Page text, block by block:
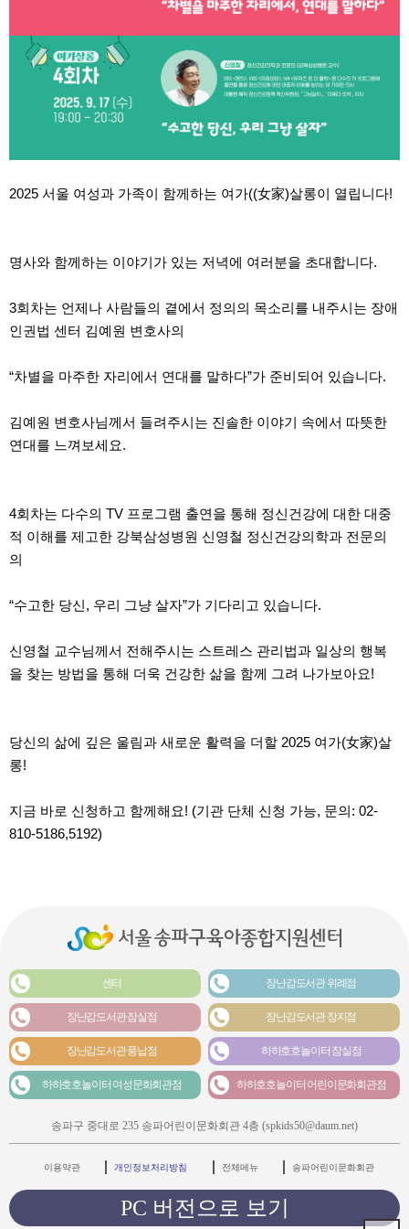
2025 서울 여성과 가족이 함께하는 여가((女家)살롱이 열립니다!
명사와 함께하는 이야기가 있는 저녁에 여러분을 초대합니다.
3회차는 언제나 사람들의 곁에서 정의의 목소리를 내주시는 장애
인권법 센터 김예원 변호사의
“차별을 마주한 자리에서 연대를 말하다”가 준비되어 있습니다.
김예원 변호사님께서 들려주시는 진솔한 이야기 속에서 따뜻한
연대를 느껴보세요.
4회차는 다수의 TV 프로그램 출연을 통해 정신건강에 대한 대중
적 이해를 제고한 강북삼성병원 신영철 정신건강의학과 전문의
의
“수고한 당신, 우리 그냥 살자”가 기다리고 있습니다.
신영철 교수님께서 전해주시는 스트레스 관리법과 일상의 행복
을 찾는 방법을 통해 더욱 건강한 삶을 함께 그려 나가보아요!
당신의 삶에 깊은 울림과 새로운 활력을 더할 2025 여가(女家)살
롱!
지금 바로 신청하고 함께해요! (기관 단체 신청 가능, 문의: 02-
810-5186,5192)
센터 장난감도서관 위례점
장난감도서관 잠실점 장난감도서관 장지점
장난감도서관 풍납점 하하호호놀이터 잠실점
하하호호놀이터 여성문화회관점 하하호호놀이터 어린이문화회관점
송파구 중대로 235 송파어린이문화회관 4층 (spkids50@daum.net)
이용약관 개인정보처리방침 전체메뉴 송파어린이문화회관
PC 버전으로 보기